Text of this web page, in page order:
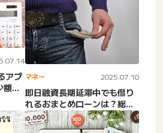
アプ
額融
マネー 2025.07.10
即日融資長期延滞中でも借り
れるおまとめローンは？総量
規制オーバーでも借りれる
街...